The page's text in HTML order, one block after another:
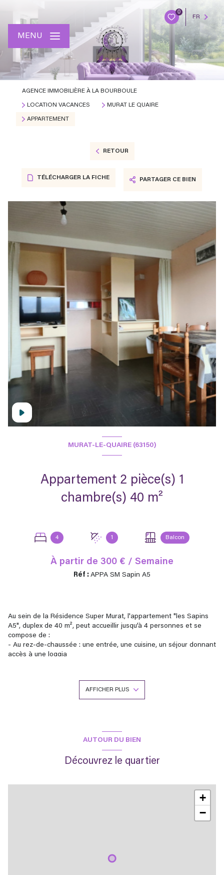
0
FR
MENU
AGENCE IMMOBILIÈRE À LA BOURBOULE
LOCATION VACANCES MURAT LE QUAIRE
APPARTEMENT
RETOUR
TÉLÉCHARGER LA FICHE PARTAGER CE BIEN
MURAT-LE-QUAIRE (63150)
Appartement 2 pièce(s) 1
chambre(s) 40 m²
4 1 Balcon
À partir de 300 € / Semaine
Réf : APPA SM Sapin A5
Au sein de la Résidence Super Murat, l'appartement "les Sapins
A5", duplex de 40 m², peut accueillir jusqu’à 4 personnes et se
compose de :
- Au rez-de-chaussée : une entrée, une cuisine, un séjour donnant
accès à une loggia
Une vue imprenable sur le Sancy et la vallée vous est offerte du
propose un service de conciergerie pour un accueil personnalisé,
avec la possibilité de louer le linge de lit (15 € / Lit) et de toilette
(5 € / Personne) et/ou de souscrire l'option ménage fin de séjour
AFFICHER PLUS
AUTOUR DU BIEN
Découvrez le quartier
+
−